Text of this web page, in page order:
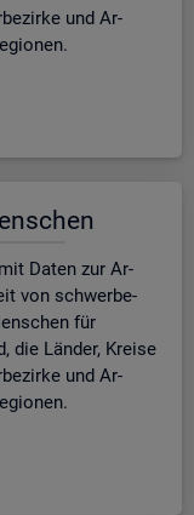
und Ar­
mit Daten zur Ar­
von schwer­be­
für
die Län­der, Krei­se
und Ar­